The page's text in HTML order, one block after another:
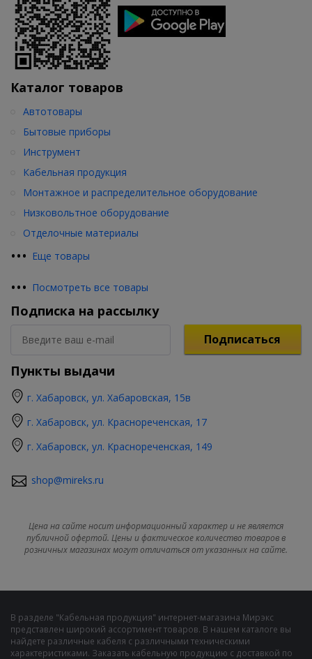
Каталог товаров
••• Еще товары
Автотовары
Бытовые приборы
Инструмент
Кабельная продукция
Монтажное и распределительное оборудование
Низковольтное оборудование
Отделочные материалы
••• Посмотреть все товары
Подписка на рассылку
Подписаться
Пункты выдачи
г. Хабаровск, ул. Хабаровская, 15в
г. Хабаровск, ул. Краснореченская, 17
г. Хабаровск, ул. Краснореченская, 149
shop@mireks.ru
Цена на сайте носит информационный характер и не является
публичной офертой. Цены и фактическое количество товаров в
розничных магазинах могут отличаться от указанных на сайте.
В разделе "Кабельная продукция" интернет-магазина Мирэкс
представлен широкий ассортимент товаров. В нашем каталоге вы
найдете различные кабеля с различными техническими
характеристиками. Заказать кабельную продукцию с доставкой по